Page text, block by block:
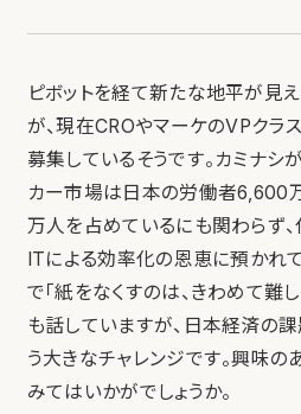
ピボットを経て新たな地平が見
が、現在CROやマーケのVPクラ
募集しているそうです。カミナシ
カー市場は日本の労働者6,600
万人を占めているにも関わらず、
ITによる効率化の恩恵に預かれ
で「紙をなくすのは、きわめて難
も話していますが、日本経済の
う大きなチャレンジです。興味の
みてはいかがでしょうか。